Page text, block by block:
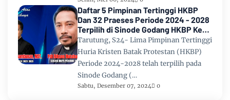
Daftar 5 Pimpinan Tertinggi HKBP
Dan 32 Praeses Periode 2024 - 2028
Terpilih di Sinode Godang HKBP Ke
67 Tahun 2024
Tarutung, S24- Lima Pimpinan Tertinggi
Huria Kristen Batak Protestan (HKBP)
Periode 2024-2028 telah terpilih pada
Sinode Godang (…
Sabtu, Desember 07, 2024 0